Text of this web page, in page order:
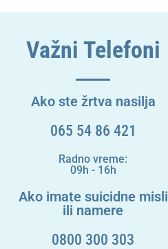
Važni Telefoni
Ako ste žrtva nasilja
065 54 86 421
Radno vreme:
09h - 16h
Ako imate suicidne misli
ili namere
0800 300 303